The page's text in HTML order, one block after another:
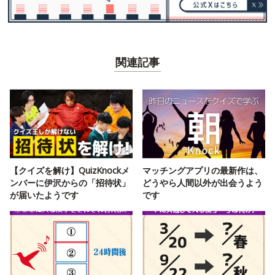
関連記事
【クイズを解け】QuizKnockメ
ンバーに伊沢からの「招待状」
が届いたようです
マッチングアプリの最新作は、
どうやら人間以外が出会うよう
です